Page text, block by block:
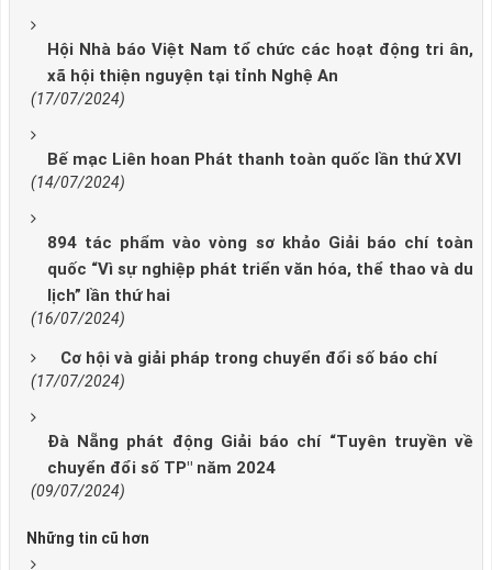
Hội Nhà báo Việt Nam tổ chức các hoạt động tri ân,
xã hội thiện nguyện tại tỉnh Nghệ An
(17/07/2024)
Bế mạc Liên hoan Phát thanh toàn quốc lần thứ XVI
(14/07/2024)
894 tác phẩm vào vòng sơ khảo Giải báo chí toàn
quốc “Vì sự nghiệp phát triển văn hóa, thể thao và du
lịch” lần thứ hai
(16/07/2024)
Cơ hội và giải pháp trong chuyển đổi số báo chí
(17/07/2024)
Đà Nẵng phát động Giải báo chí “Tuyên truyền về
chuyển đổi số TP" năm 2024
(09/07/2024)
Những tin cũ hơn